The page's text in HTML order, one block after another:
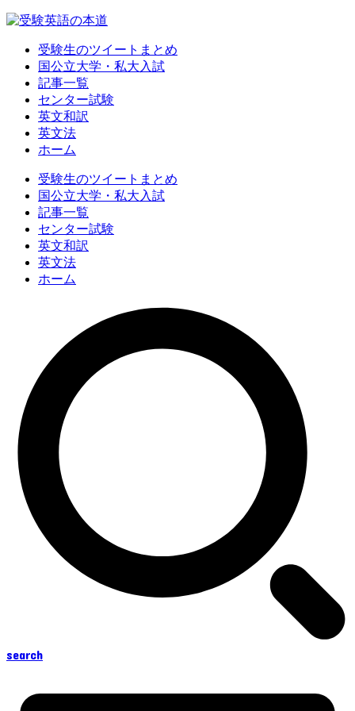
受験生のツイートまとめ
国公立大学・私大入試
記事一覧
センター試験
英文和訳
英文法
ホーム
受験生のツイートまとめ
国公立大学・私大入試
記事一覧
センター試験
英文和訳
英文法
ホーム
search